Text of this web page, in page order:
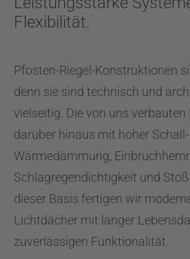
Flexibilität.
Pfosten-Riegel-Konstruktionen
denn sie sind technisch und
vielseitig. Die von uns
darüber hinaus mit hoher
Wärmedämmung,
Schlagregendichtigkeit und
dieser Basis fertigen wir
Lichtdächer mit langer
zuverlässigen Funktionalität.